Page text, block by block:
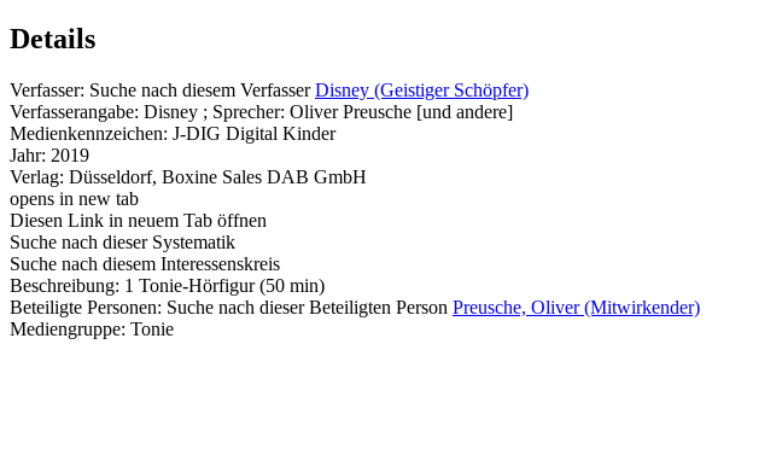
Details
Verfasser: Suche nach diesem Verfasser Disney (Geistiger Schöpfer)
Verfasserangabe: Disney ; Sprecher: Oliver Preusche [und andere]
Medienkennzeichen: J-DIG Digital Kinder
Jahr: 2019
Verlag: Düsseldorf, Boxine Sales DAB GmbH
opens in new tab
Diesen Link in neuem Tab öffnen
Suche nach dieser Systematik
Suche nach diesem Interessenskreis
Beschreibung: 1 Tonie-Hörfigur (50 min)
Beteiligte Personen: Suche nach dieser Beteiligten Person Preusche, Oliver (Mitwirkender)
Mediengruppe: Tonie